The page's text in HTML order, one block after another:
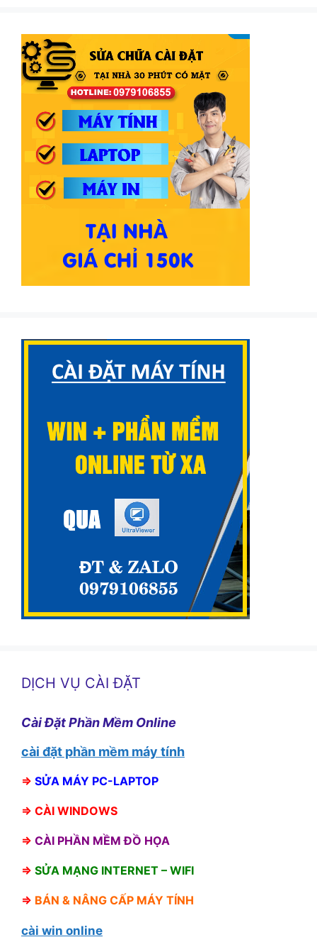
DỊCH VỤ CÀI ĐẶT
Cài Đặt Phần Mềm Online
cài đặt phần mềm máy tính
⇒ SỬA MÁY PC-LAPTOP
⇒ CÀI WINDOWS
⇒ CÀI PHẦN MỀM ĐỒ HỌA
⇒ SỬA MẠNG INTERNET – WIFI
⇒ BÁN & NÂNG CẤP MÁY TÍNH
cài win online